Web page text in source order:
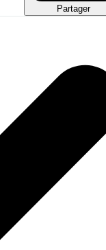
Partager